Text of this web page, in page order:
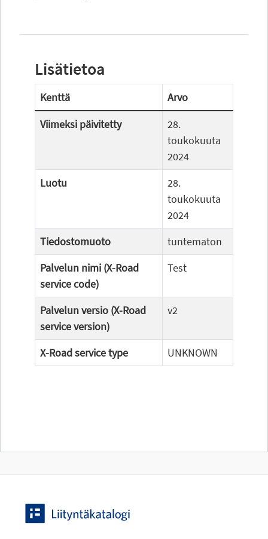
Lisätietoa
Kenttä
Arvo
Viimeksi päivitetty
28.
toukokuuta
2024
Luotu
28.
toukokuuta
2024
Tiedostomuoto
tuntematon
Palvelun nimi (X-Road
service code)
Test
Palvelun versio (X-Road
service version)
v2
X-Road service type UNKNOWN